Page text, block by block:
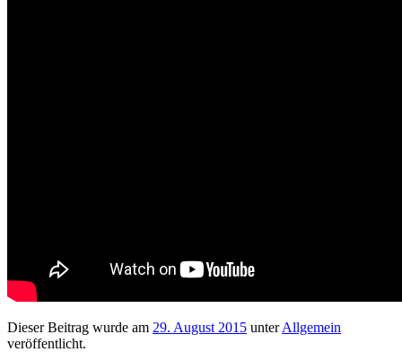
Dieser Beitrag wurde am 29. August 2015 unterAllgemein
veröffentlicht.